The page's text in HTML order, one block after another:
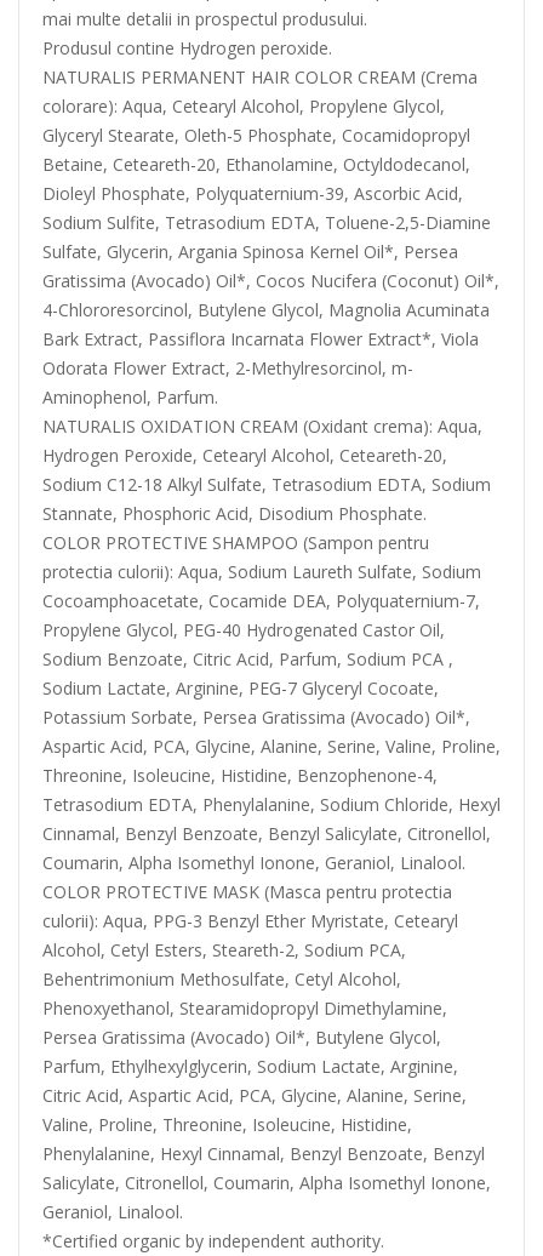
mai multe detalii in prospectul produsului.
Produsul contine Hydrogen peroxide.
NATURALIS PERMANENT HAIR COLOR CREAM (Crema
colorare): Aqua, Cetearyl Alcohol, Propylene Glycol,
Glyceryl Stearate, Oleth-5 Phosphate, Cocamidopropyl
Betaine, Ceteareth-20, Ethanolamine, Octyldodecanol,
Dioleyl Phosphate, Polyquaternium-39, Ascorbic Acid,
Sodium Sulfite, Tetrasodium EDTA, Toluene-2,5-Diamine
Sulfate, Glycerin, Argania Spinosa Kernel Oil*, Persea
Gratissima (Avocado) Oil*, Cocos Nucifera (Coconut) Oil*,
4-Chlororesorcinol, Butylene Glycol, Magnolia Acuminata
Bark Extract, Passiflora Incarnata Flower Extract*, Viola
Odorata Flower Extract, 2-Methylresorcinol, m-
Aminophenol, Parfum.
NATURALIS OXIDATION CREAM (Oxidant crema): Aqua,
Hydrogen Peroxide, Cetearyl Alcohol, Ceteareth-20,
Sodium C12-18 Alkyl Sulfate, Tetrasodium EDTA, Sodium
Stannate, Phosphoric Acid, Disodium Phosphate.
COLOR PROTECTIVE SHAMPOO (Sampon pentru
protectia culorii): Aqua, Sodium Laureth Sulfate, Sodium
Cocoamphoacetate, Cocamide DEA, Polyquaternium-7,
Propylene Glycol, PEG-40 Hydrogenated Castor Oil,
Sodium Benzoate, Citric Acid, Parfum, Sodium PCA ,
Sodium Lactate, Arginine, PEG-7 Glyceryl Cocoate,
Potassium Sorbate, Persea Gratissima (Avocado) Oil*,
Aspartic Acid, PCA, Glycine, Alanine, Serine, Valine, Proline,
Threonine, Isoleucine, Histidine, Benzophenone-4,
Tetrasodium EDTA, Phenylalanine, Sodium Chloride, Hexyl
Cinnamal, Benzyl Benzoate, Benzyl Salicylate, Citronellol,
Coumarin, Alpha Isomethyl Ionone, Geraniol, Linalool.
COLOR PROTECTIVE MASK (Masca pentru protectia
culorii): Aqua, PPG-3 Benzyl Ether Myristate, Cetearyl
Alcohol, Cetyl Esters, Steareth-2, Sodium PCA,
Behentrimonium Methosulfate, Cetyl Alcohol,
Phenoxyethanol, Stearamidopropyl Dimethylamine,
Persea Gratissima (Avocado) Oil*, Butylene Glycol,
Parfum, Ethylhexylglycerin, Sodium Lactate, Arginine,
Citric Acid, Aspartic Acid, PCA, Glycine, Alanine, Serine,
Valine, Proline, Threonine, Isoleucine, Histidine,
Phenylalanine, Hexyl Cinnamal, Benzyl Benzoate, Benzyl
Salicylate, Citronellol, Coumarin, Alpha Isomethyl Ionone,
Geraniol, Linalool.
*Certified organic by independent authority.